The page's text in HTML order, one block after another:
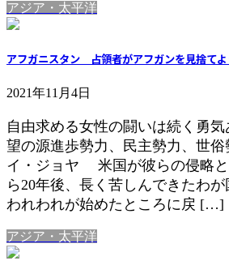
アジア・太平洋
アフガニスタン 占領者がアフガンを見捨て
2021年11月4日
自由求める女性の闘いは続く勇
望の源進歩勢力、民主勢力、世
イ・ジョヤ 米国が彼らの侵略
ら20年後、長く苦しんできたわ
われわれが始めたところに戻 […]
アジア・太平洋